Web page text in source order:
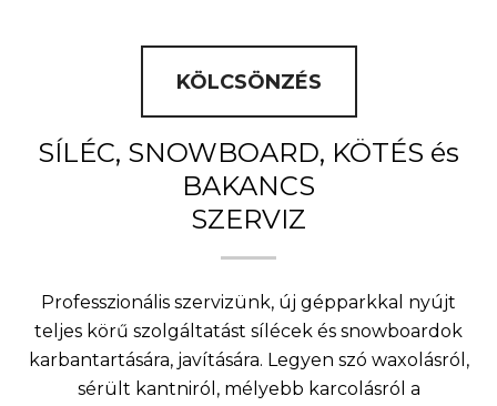
KÖLCSÖNZÉS
SÍLÉC, SNOWBOARD, KÖTÉS és
BAKANCS
SZERVIZ
Professzionális szervizünk, új gépparkkal nyújt
teljes körű szolgáltatást sílécek és snowboardok
karbantartására, javítására. Legyen szó waxolásról,
sérült kantniról, mélyebb karcolásról a